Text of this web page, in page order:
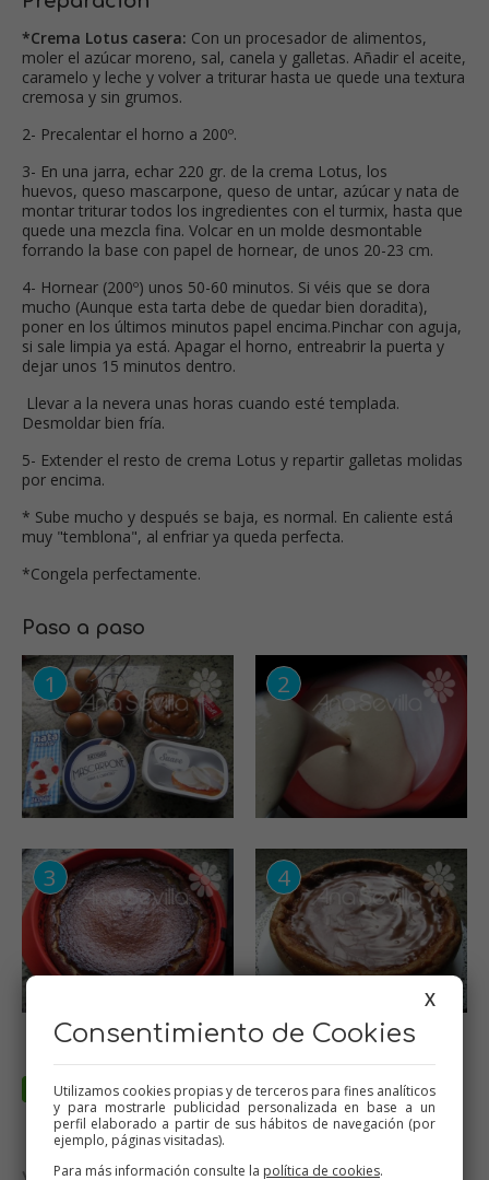
*Crema Lotus casera: Con un procesador de alimentos,
moler el azúcar moreno, sal, canela y galletas. Añadir el aceite,
caramelo y leche y volver a triturar hasta ue quede una textura
cremosa y sin grumos.
2- Precalentar el horno a 200º.
3- En una jarra, echar 220 gr. de la crema Lotus, los
huevos, queso mascarpone, queso de untar, azúcar y nata de
montar triturar todos los ingredientes con el turmix, hasta que
quede una mezcla fina. Volcar en un molde desmontable
forrando la base con papel de hornear, de unos 20-23 cm.
4- Hornear (200º) unos 50-60 minutos. Si véis que se dora
mucho (Aunque esta tarta debe de quedar bien doradita),
poner en los últimos minutos papel encima.Pinchar con aguja,
si sale limpia ya está. Apagar el horno, entreabrir la puerta y
dejar unos 15 minutos dentro.
Llevar a la nevera unas horas cuando esté templada.
Desmoldar bien fría.
5- Extender el resto de crema Lotus y repartir galletas molidas
por encima.
* Sube mucho y después se baja, es normal. En caliente está
muy "temblona", al enfriar ya queda perfecta.
*Congela perfectamente.
Paso a paso
X
Consentimiento de Cookies
Utilizamos cookies propias y de terceros para fines analíticos
y para mostrarle publicidad personalizada en base a un
perfil elaborado a partir de sus hábitos de navegación (por
ejemplo, páginas visitadas).
Para más información consulte la política de cookies.